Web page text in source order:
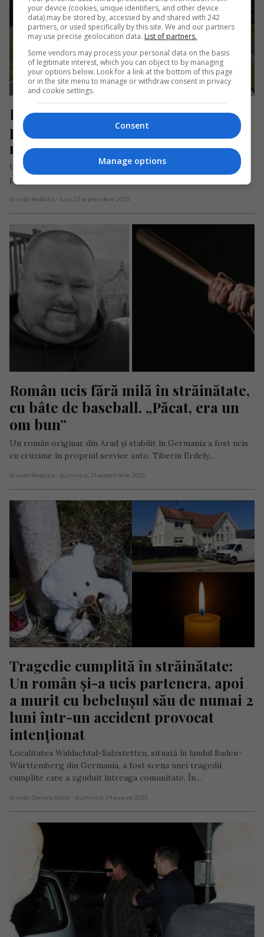
Român mort la numai 21 de ani
printre străini. Un șofer l-a ucis cu
mașina și a fugit de la fața locului
Un muncitor român de 21 de ani a murit în urmă cu câteva zile
pe drumul districtual K28 dintre localitățile…
Scris de Redacția - luni, 22 septembrie 2025
Român ucis fără milă în străinătate,
cu bâte de baseball. „Păcat, era un
om bun”
Un român originar din Arad și stabilit în Germania a fost ucis
cu cruzime în propriul service auto. Tiberiu Erdely,…
Scris de Redacția - duminică, 21 septembrie 2025
Tragedie cumplită în străinătate:
Un român și-a ucis partenera, apoi
a murit cu bebelușul său de numai 2
luni într-un accident provocat
intenționat
Localitatea Waldachtal-Salzstetten, situată în landul Baden-
Württemberg din Germania, a fost scena unei tragedii
cumplite care a zguduit întreaga comunitate. În…
Scris de Daniela Stoica - duminică, 24 august 2025
your device (cookies, unique identifiers, and other device
data) may be stored by, accessed by and shared with 242
partners, or used specifically by this site. We and our partners
may use precise geolocation data. List of partners.
Some vendors may process your personal data on the basis
of legitimate interest, which you can object to by managing
your options below. Look for a link at the bottom of this page
or in the site menu to manage or withdraw consent in privacy
and cookie settings.
Consent
Manage options